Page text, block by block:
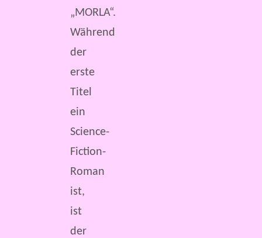
„MORLA“.
Während
der
erste
Titel
ein
Science-
Fiction-
Roman
ist,
ist
der